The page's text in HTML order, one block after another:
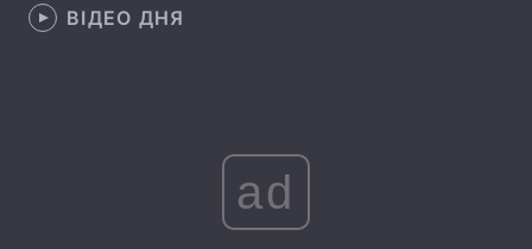
Вакансії
ВІДЕО ДНЯ
ad